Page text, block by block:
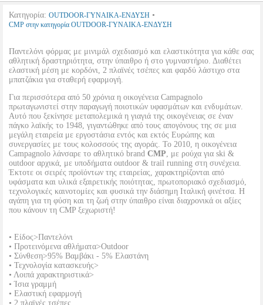
Κατηγορία: OUTDOOR-ΓΥΝΑΙΚΑ-ΕΝΔΥΣΗ •
CMP στην κατηγορία OUTDOOR-ΓΥΝΑΙΚΑ-ΕΝΔΥΣΗ
Παντελόνι φόρμας με μινιμάλ σχεδιασμό και ελαστικότητα για κάθε σας
αθλητική δραστηριότητα, στην ύπαιθρο ή στο γυμναστήριο. Διαθέτει
ελαστική μέση με κορδόνι, 2 πλαϊνές τσέπες και φαρδύ λάστιχο στα
μπατζάκια για σταθερή εφαρμογή.
Για περισσότερα από 50 χρόνια η οικογένεια Campagnolo
πρωταγωνιστεί στην παραγωγή ποιοτικών υφασμάτων και ενδυμάτων.
Αυτό που ξεκίνησε μεταπολεμικά η γιαγιά της οικογένειας σε έναν
πάγκο λαϊκής το 1948, γιγαντώθηκε από τους απογόνους της σε μια
μεγάλη εταιρεία με εργοστάσια εντός και εκτός Ευρώπης και
συνεργασίες με τους κολοσσούς της αγοράς. Το 2010, η οικογένεια
Campagnolo λάνσαρε το αθλητικό brand CMP, με ρούχα για ski &
outdoor αρχικά, με υποδήματα outdoor & trail running στη συνέχεια.
Έκτοτε οι σειρές προϊόντων της εταιρείας, χαρακτηρίζονται από
υφάσματα και υλικά εξαιρετικής ποιότητας, πρωτοποριακό σχεδιασμό,
τεχνολογικές καινοτομίες και φυσικά την διάσημη Ιταλική φινέτσα. Η
αγάπη για τη φύση και τη ζωή στην ύπαιθρο είναι διαχρονικά οι αξίες
που κάνουν τη CMP ξεχωριστή!
• Είδος>Παντελόνι
• Προτεινόμενα αθλήματα>Outdoor
• Σύνθεση>95% Βαμβάκι - 5% Ελαστάνη
• Τεχνολογία κατασκευής>
• Λοιπά χαρακτηριστικά>
• Ίσια γραμμή
• Ελαστική εφαρμογή
• 2 πλαϊνές τσέπες